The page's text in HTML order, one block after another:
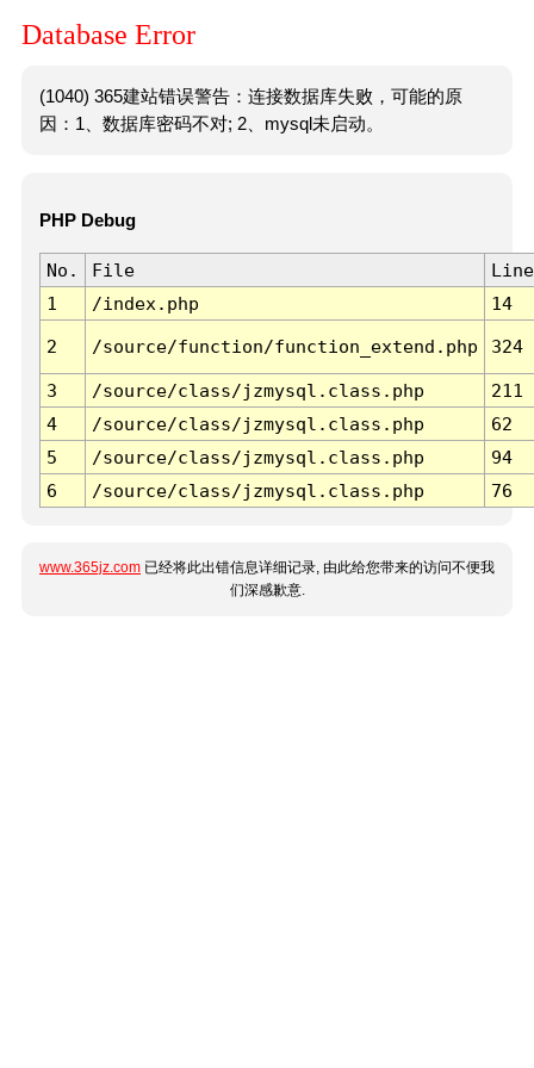
Database Error
(1040) 365建站错误警告：连接数据库失败，可能的原
因：1、数据库密码不对; 2、mysql未启动。
PHP Debug
No. File
Line
1
/index.php 14
2 /source/function/function_extend.php 324
3 /source/class/jzmysql.class.php
211
4
/source/class/jzmysql.class.php
62
5
/source/class/jzmysql.class.php
94
6
/source/class/jzmysql.class.php 76
www.365jz.com 已经将此出错信息详细记录, 由此给您带来的访问不便我
们深感歉意.